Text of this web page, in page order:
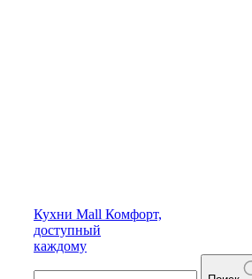
Кухни Mall Комфорт,
доступный
каждому